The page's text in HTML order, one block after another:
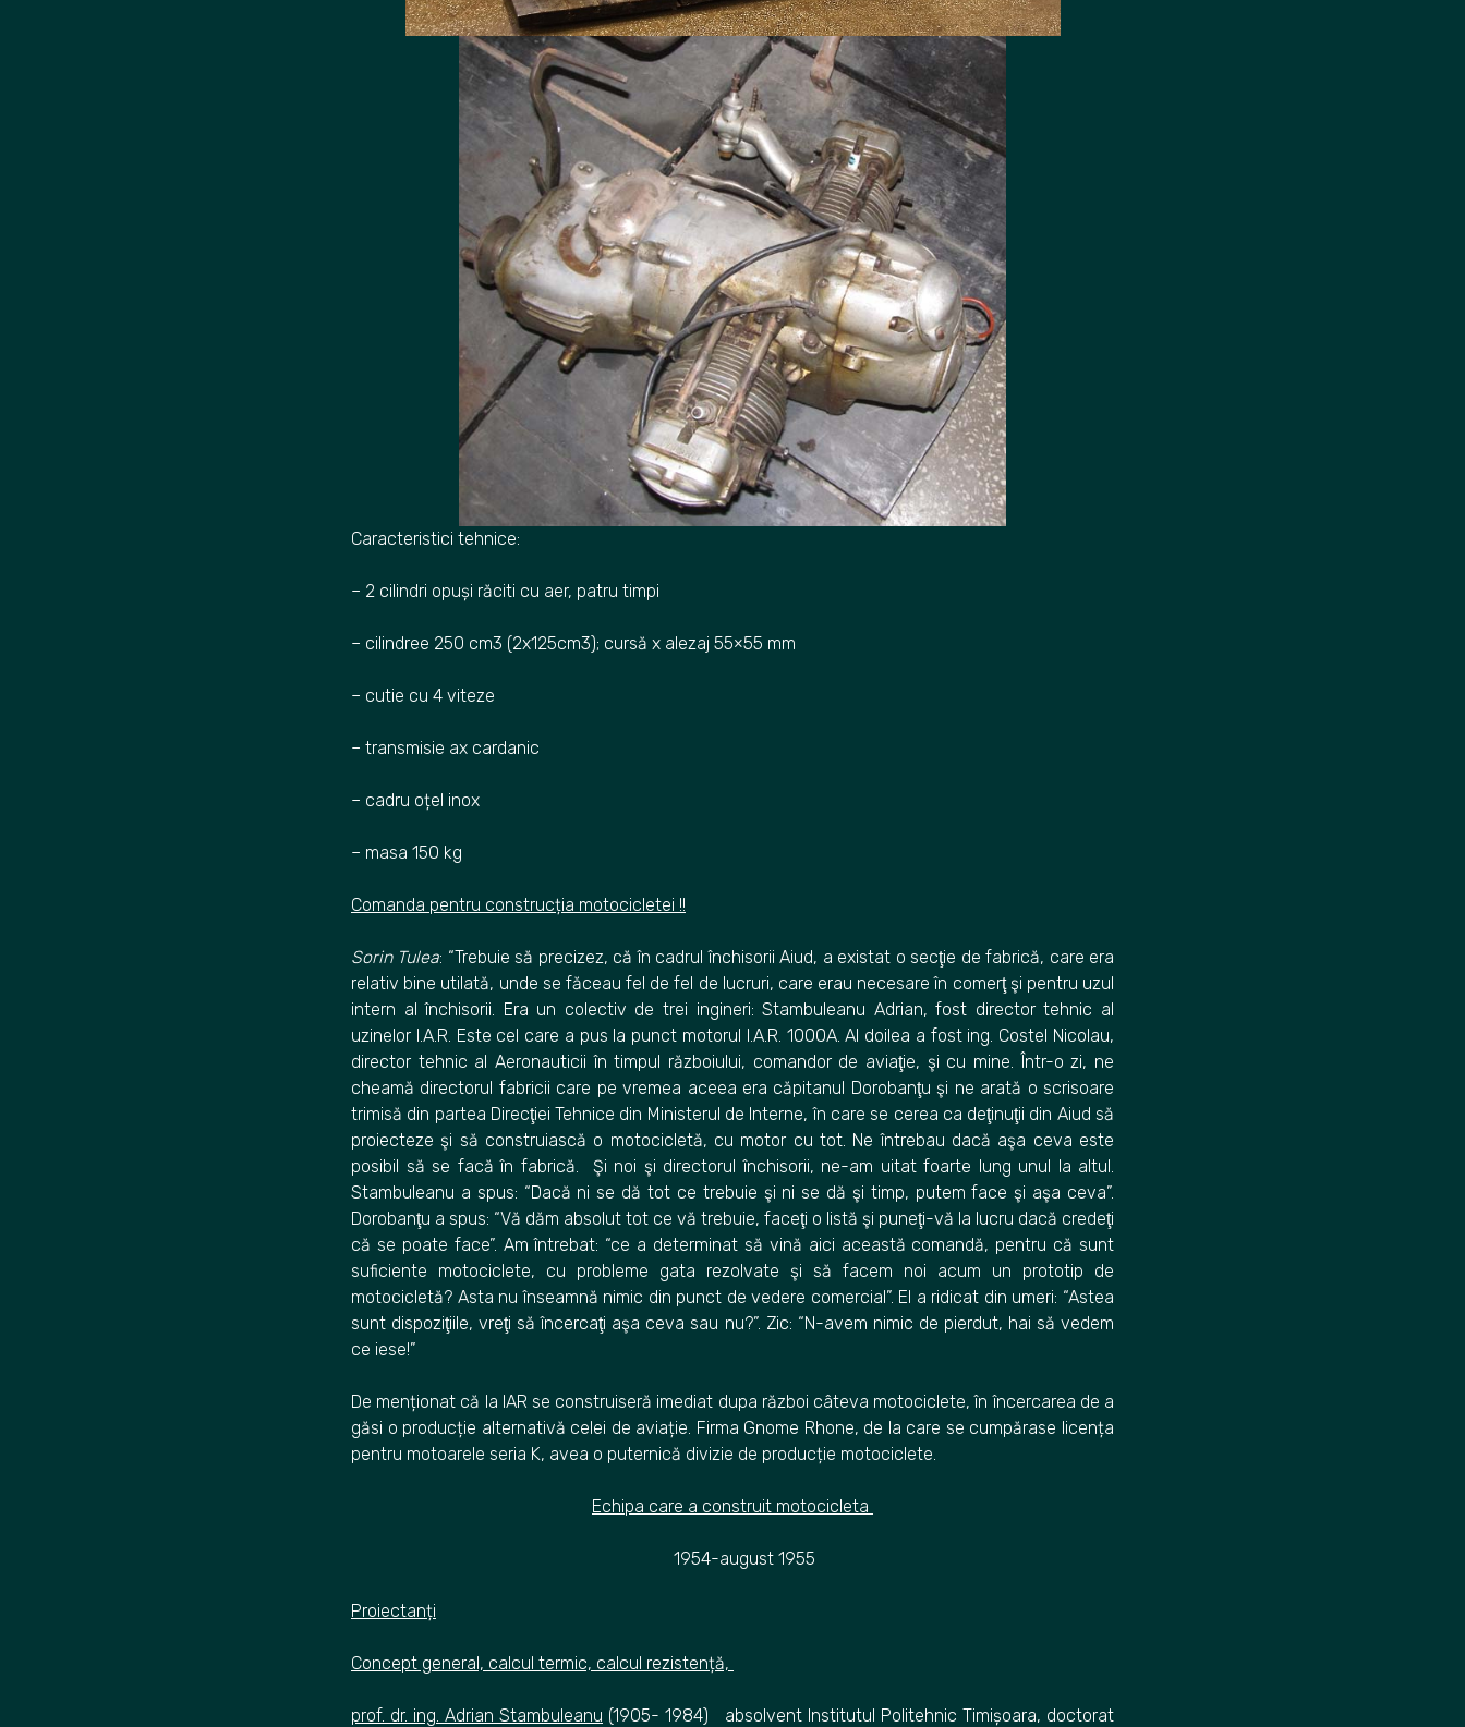
Caracteristici tehnice:
– 2 cilindri opuși răciti cu aer, patru timpi
– cilindree 250 cm3 (2x125cm3); cursă x alezaj 55×55 mm
– cutie cu 4 viteze
– transmisie ax cardanic
– cadru oțel inox
– masa 150 kg
Comanda pentru construcția motocicletei !!
Sorin Tulea: “Trebuie să precizez, că în cadrul închisorii Aiud, a existat o secţie de fabrică, care era
relativ bine utilată, unde se făceau fel de fel de lucruri, care erau necesare în comerţ şi pentru uzul
intern al închisorii. Era un colectiv de trei ingineri: Stambuleanu Adrian, fost director tehnic al
uzinelor I.A.R. Este cel care a pus la punct motorul I.A.R. 1000A. Al doilea a fost ing. Costel Nicolau,
director tehnic al Aeronauticii în timpul războiului, comandor de aviaţie, şi cu mine. Într-o zi, ne
cheamă directorul fabricii care pe vremea aceea era căpitanul Dorobanţu şi ne arată o scrisoare
trimisă din partea Direcţiei Tehnice din Ministerul de Interne, în care se cerea ca deţinuţii din Aiud să
proiecteze şi să construiască o motocicletă, cu motor cu tot. Ne întrebau dacă aşa ceva este
posibil să se facă în fabrică. Şi noi şi directorul închisorii, ne-am uitat foarte lung unul la altul.
Stambuleanu a spus: “Dacă ni se dă tot ce trebuie şi ni se dă şi timp, putem face şi aşa ceva”.
Dorobanţu a spus: “Vă dăm absolut tot ce vă trebuie, faceţi o listă şi puneţi-vă la lucru dacă credeţi
că se poate face”. Am întrebat: “ce a determinat să vină aici această comandă, pentru că sunt
suficiente motociclete, cu probleme gata rezolvate şi să facem noi acum un prototip de
motocicletă? Asta nu înseamnă nimic din punct de vedere comercial”. El a ridicat din umeri: “Astea
sunt dispoziţiile, vreţi să încercaţi aşa ceva sau nu?”. Zic: “N-avem nimic de pierdut, hai să vedem
ce iese!”
De menționat că la IAR se construiseră imediat dupa război câteva motociclete, în încercarea de a
găsi o producție alternativă celei de aviație. Firma Gnome Rhone, de la care se cumpărase licența
pentru motoarele seria K, avea o puternică divizie de producție motociclete.
Echipa care a construit motocicleta
1954-august 1955
Proiectanți
Concept general, calcul termic, calcul rezistență,
prof. dr. ing. Adrian Stambuleanu (1905- 1984) absolvent Institutul Politehnic Timișoara, doctorat